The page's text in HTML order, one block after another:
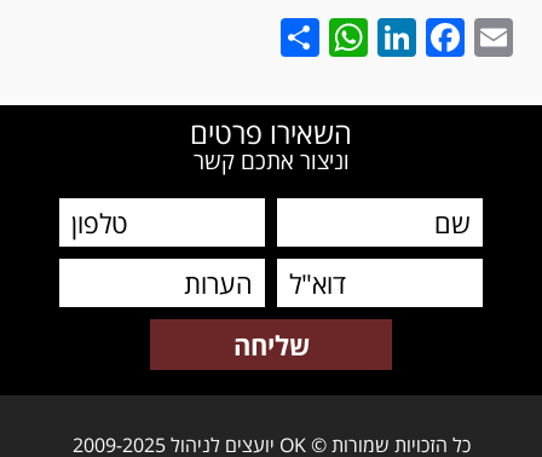
Email
Facebook
LinkedIn
WhatsApp
השאירו פרטים
וניצור אתכם קשר
כל הזכויות שמורות © OK יועצים לניהול 2009-2025